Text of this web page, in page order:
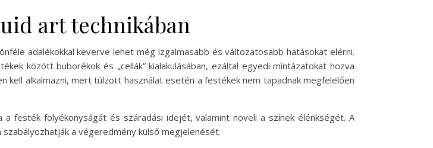
art technikában
adalékokkal keverve lehet még izgalmasabb és változatosabb hatásokat elérni.
között buborékok és „cellák” kialakulásában, ezáltal egyedi mintázatokat hozva
kell alkalmazni, mert túlzott használat esetén a festékek nem tapadnak megfelelően
festék folyékonyságát és száradási idejét, valamint növeli a színek élénkségét. A
a végeredmény külső megjelenését.